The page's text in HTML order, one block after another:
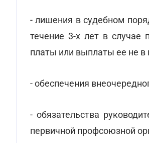
- лишения в судебном
течение 3-х лет в случае
платы или выплаты ее не
- обеспечения
- обязательства
первичной профсоюзной